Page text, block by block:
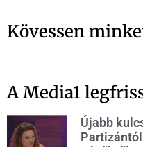
Kövessen
A Media1
Újabb